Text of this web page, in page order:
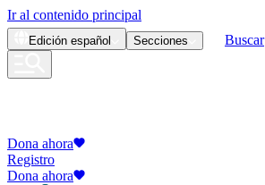
Ir al contenido principal
Edición español Secciones Buscar
Dona ahora
Registro
Dona ahora